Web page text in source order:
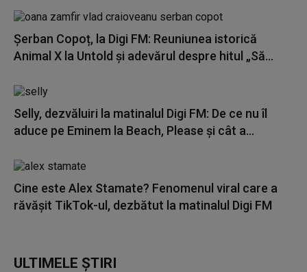
Șerban Copoț, la Digi FM: Reuniunea istorică
Animal X la Untold și adevărul despre hitul „Să...
Selly, dezvăluiri la matinalul Digi FM: De ce nu îl
aduce pe Eminem la Beach, Please și cât a...
Cine este Alex Stamate? Fenomenul viral care a
răvășit TikTok-ul, dezbătut la matinalul Digi FM
ULTIMELE ȘTIRI